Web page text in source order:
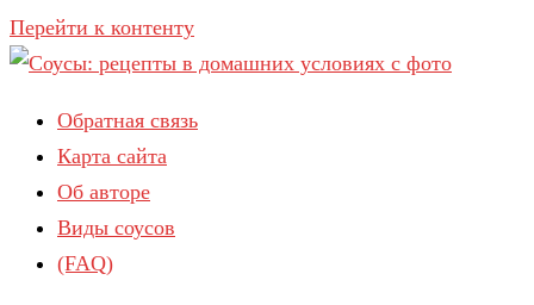
Перейти к контенту
Обратная связь
Карта сайта
Об авторе
Виды соусов
(FAQ)